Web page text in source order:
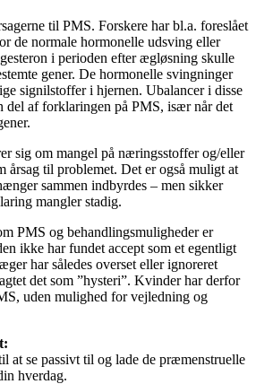
til PMS. Forskere har bl.a. foreslået
de normale hormonelle udsving eller
i perioden efter ægløsning skulle
gener. De hormonelle svingninger
signilstoffer i hjernen. Ubalancer i disse
del af forklaringen på PMS, især når det
sig om mangel på næringsstoffer og/eller
årsag til problemet. Det er også muligt at
sammen indbyrdes – men sikker
mangler stadig.
PMS og behandlingsmuligheder er
ikke har fundet accept som et egentligt
har således overset eller ignoreret
det som ”hysteri”. Kvinder har derfor
uden mulighed for vejledning og
at se passivt til og lade de præmenstruelle
hverdag.